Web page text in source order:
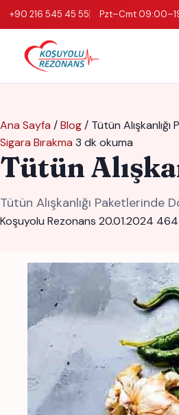
+90 216 545 45 55 Pzt–Cmt
Ana Sayfa /Blog/ Tütün
Sigara Bırakma 3 dk okuma
Tütün
Tütün Alışkanlığı
Koşuyolu Rezonans 20.01.2024 464